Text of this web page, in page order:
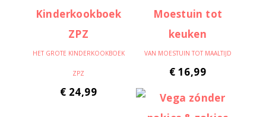
HET GROTE KINDERKOOKBOEK
ZPZ
€ 24,99
VAN MOESTUIN TOT MAALTIJD
€ 16,99